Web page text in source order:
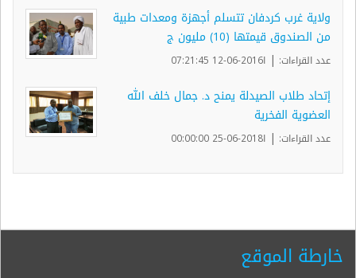
ولاية غرب كردفان تتسلم أجهزة ومعدات طبية
من الصندوق قيمتها (10) مليون ج
عدد القراءات: | ا2016-06-12 07:21:45
إتحاد طلاب الصيدلة يمنح د. جمال خلف الله
العضوية الفخرية
عدد القراءات: | ا2018-06-25 00:00:00
خارطة الموقع